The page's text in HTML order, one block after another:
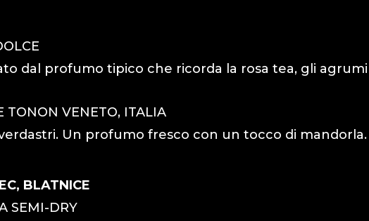
dal profumo tipico che ricorda la rosa tea, gli agrumi
TONON VENETO, ITALIA
Un profumo fresco con un tocco di mandorla.
BLATNICE
SEMI-DRY